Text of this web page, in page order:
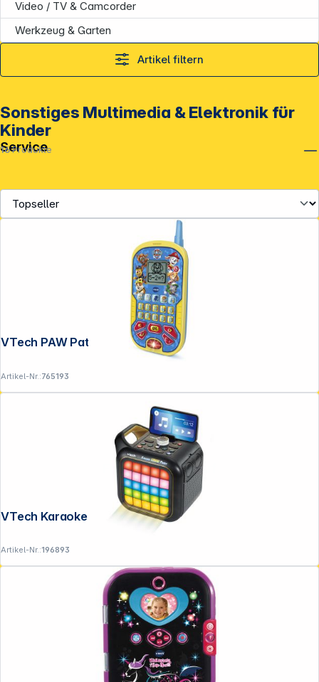
Video / TV & Camcorder
Werkzeug & Garten
Artikel filtern
Sonstiges Multimedia & Elektronik für
Kinder
16Produkte
VTech PAW Patrol Lernhandy
Artikel-Nr.:765193
VTech Karaoke Light Party
Artikel-Nr.:196893
Service
Folgen Sie uns auf